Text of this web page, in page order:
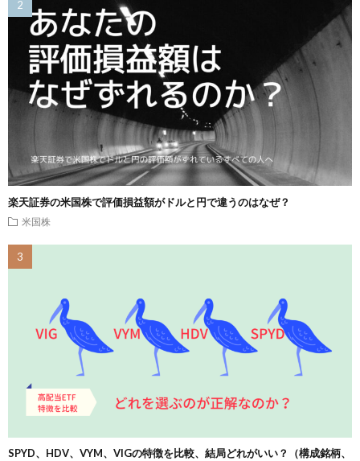
楽天証券の米国株で評価損益額がドルと円で違うのはなぜ？
米国株
SPYD、HDV、VYM、VIGの特徴を比較、結局どれがいい？（構成銘柄、